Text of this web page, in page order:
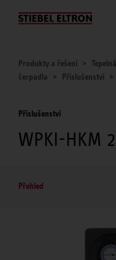
O nás
Produkty a řešení
čerpadla
Příslušenství
Příslušenství
WPKI-HKM
Přehled